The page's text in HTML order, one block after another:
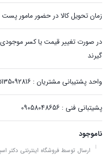
زمان تحویل کالا در حضور مامور پست
در صورت تغییر قیمت یا کسر موجودی
گیرند
واحد پشتیبانی مشتریان : 05135092816 - 09157153791
پشیتبانی فنی : 09058048656
ناموجود
ارسال توسط فروشگاه اینترنتی دکتر